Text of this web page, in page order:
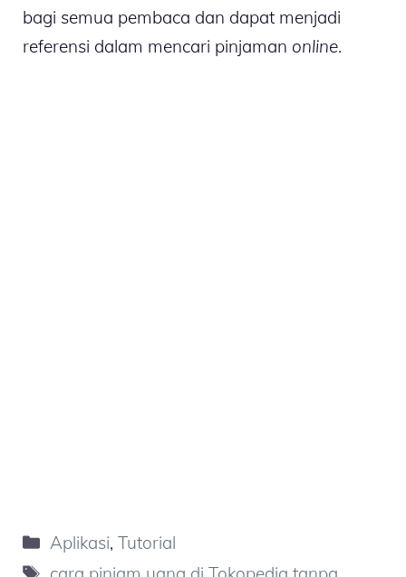
bagi semua pembaca dan dapat menjadi
referensi dalam mencari pinjaman online.
Kategori
Aplikasi,Tutorial
Tag